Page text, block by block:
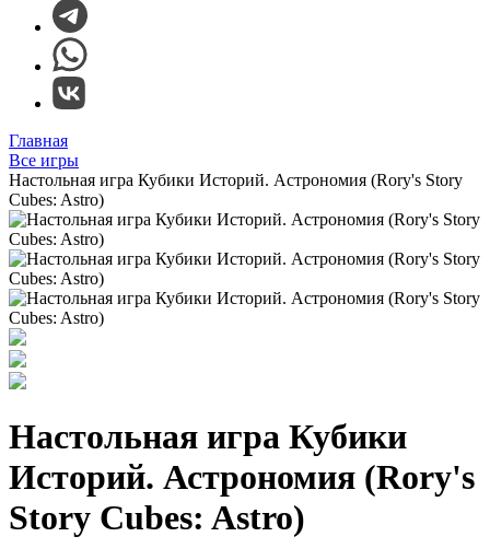
Главная
Все игры
Настольная игра Кубики Историй. Астрономия (Rory's Story
Cubes: Astro)
Настольная игра Кубики
Историй. Астрономия (Rory's
Story Cubes: Astro)